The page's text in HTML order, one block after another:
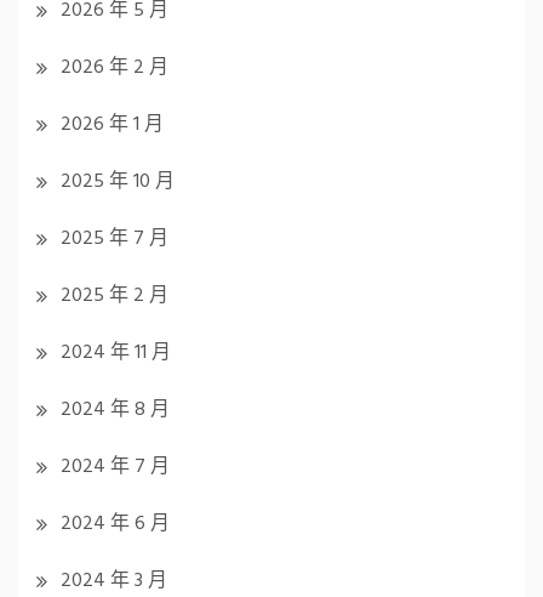
2026 年 5 月
2026 年 2 月
2026 年 1 月
2025 年 10 月
2025 年 7 月
2025 年 2 月
2024 年 11 月
2024 年 8 月
2024 年 7 月
2024 年 6 月
2024 年 3 月